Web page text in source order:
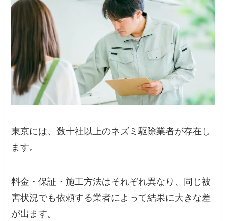
東京には、数十社以上のネズミ駆除業者が存在し
ます。
料金・保証・施工方法はそれぞれ異なり、同じ被
害状況でも依頼する業者によって結果に大きな差
が出ます。